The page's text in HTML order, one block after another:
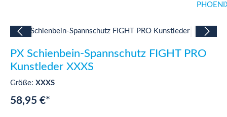
Bildergalerie überspringen
PX Schienbein-Spannschutz FIGHT PRO
Kunstleder XXXS
Größe: XXXS
58,95 €*